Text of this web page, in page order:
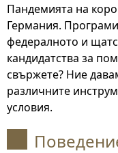
Пандемията на
Германия.
федералното и
кандидатства за
свържете? Ние
различните
условия.